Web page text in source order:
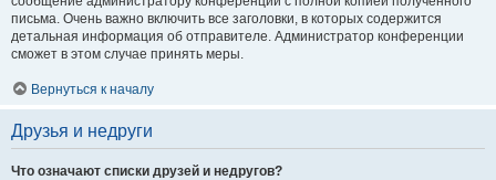
письма. Очень важно включить все заголовки, в которых содержится
детальная информация об отправителе. Администратор конференции
сможет в этом случае принять меры.
Вернуться к началу
Друзья и недруги
Что означают списки друзей и недругов?